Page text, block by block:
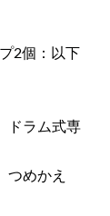
2個：以下
ドラム式専
めかえ